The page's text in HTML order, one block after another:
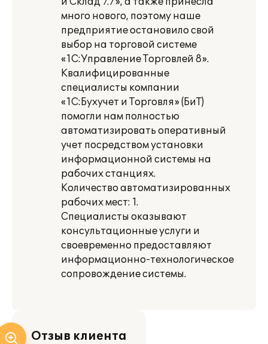
много нового, поэтому наше
предприятие остановило свой
выбор на торговой системе
«1С:Управление Торговлей 8».
Квалифицированные
специалисты компании
«1С:Бухучет и Торговля» (БиТ)
помогли нам полностью
автоматизировать оперативный
учет посредством установки
информационной системы на
рабочих станциях.
Количество автоматизированных
рабочих мест: 1.
Специалисты оказывают
консультационные услуги и
своевременно предоставляют
информационно-технологическое
сопровождение системы.
Отзыв клиента